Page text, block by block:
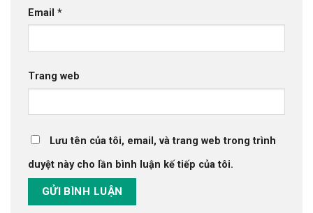
Email *
Trang web
Lưu tên của tôi, email, và trang web trong trình
duyệt này cho lần bình luận kế tiếp của tôi.